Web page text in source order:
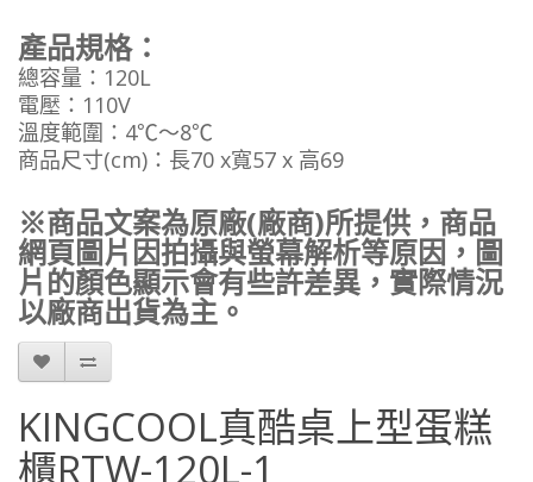
產品規格：
總容量：120L
電壓：110V
溫度範圍：4℃～8℃
商品尺寸(cm)：長70 x寬57 x 高69
※商品文案為原廠(廠商)所提供，商品
網頁圖片因拍攝與螢幕解析等原因，圖
片的顏色顯示會有些許差異，實際情況
以廠商出貨為主。
KINGCOOL真酷桌上型蛋糕
櫃RTW-120L-1